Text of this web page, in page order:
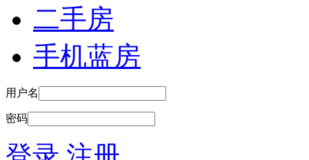
二手房
手机蓝房
用户名
密码